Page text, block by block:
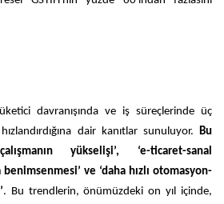
davranışında ve iş süreçlerinde üç
dair kanıtlar sunuluyor.
Bu
yükselişi’, ‘e-ticaret-sanal
ve ‘daha hızlı otomasyon-
. Bu trendlerin, önümüzdeki on yıl içinde,